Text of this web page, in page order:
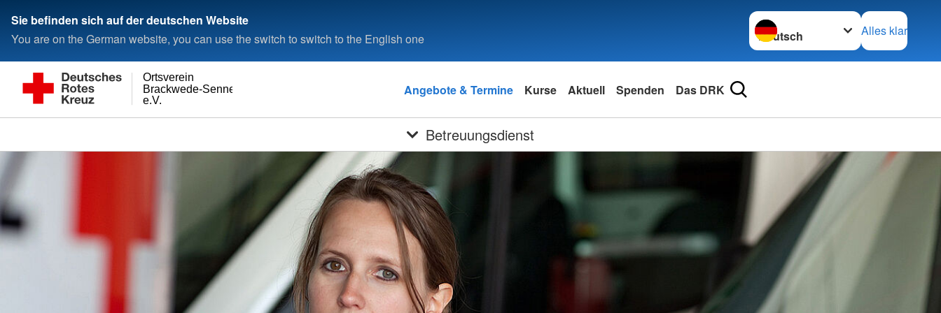
Sie befinden sich auf der deutschen Website
You are on the German website, you can use the switch to switch to the English one
Sprache wechseln zu
Alles klar
e.V.
Brackwede-Senneraum
Ortsverein
Angebote & Termine Kurse Aktuell Spenden Das DRK
Betreuungsdienst